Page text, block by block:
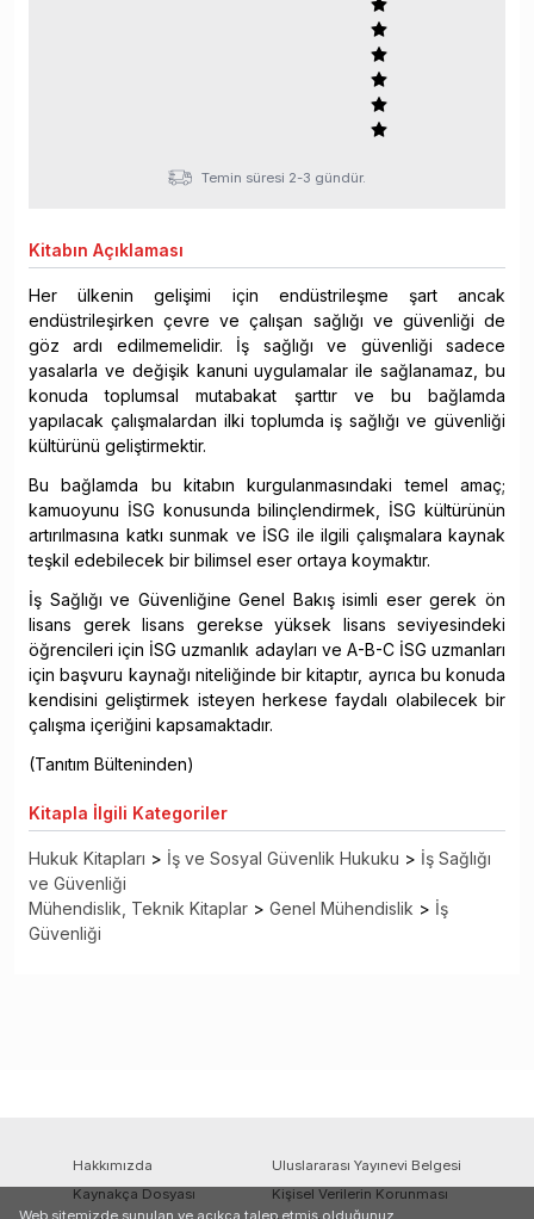
Temin süresi 2-3 gündür.
Kitabın Açıklaması
Her ülkenin gelişimi için endüstrileşme şart ancak
endüstrileşirken çevre ve çalışan sağlığı ve güvenliği de
göz ardı edilmemelidir. İş sağlığı ve güvenliği sadece
yasalarla ve değişik kanuni uygulamalar ile sağlanamaz, bu
konuda toplumsal mutabakat şarttır ve bu bağlamda
yapılacak çalışmalardan ilki toplumda iş sağlığı ve güvenliği
kültürünü geliştirmektir.
Bu bağlamda bu kitabın kurgulanmasındaki temel amaç;
kamuoyunu İSG konusunda bilinçlendirmek, İSG kültürünün
artırılmasına katkı sunmak ve İSG ile ilgili çalışmalara kaynak
teşkil edebilecek bir bilimsel eser ortaya koymaktır.
İş Sağlığı ve Güvenliğine Genel Bakış isimli eser gerek ön
lisans gerek lisans gerekse yüksek lisans seviyesindeki
öğrencileri için İSG uzmanlık adayları ve A-B-C İSG uzmanları
için başvuru kaynağı niteliğinde bir kitaptır, ayrıca bu konuda
kendisini geliştirmek isteyen herkese faydalı olabilecek bir
çalışma içeriğini kapsamaktadır.
(Tanıtım Bülteninden)
Kitapla İlgili Kategoriler
Hukuk Kitapları > İş ve Sosyal Güvenlik Hukuku > İş Sağlığı
ve Güvenliği
Mühendislik, Teknik Kitaplar > Genel Mühendislik > İş
Güvenliği
Hakkımızda
Uluslararası Yayınevi Belgesi
Kaynakça Dosyası
Kişisel Verilerin Korunması
Web sitemizde sunulan ve açıkça talep etmiş olduğunuz